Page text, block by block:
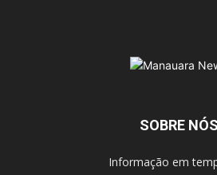
SOBRE NÓS
Informação em